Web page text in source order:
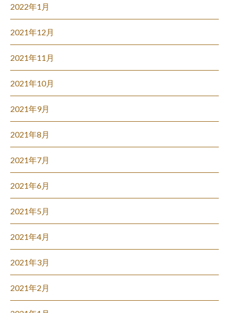
2022年1月
2021年12月
2021年11月
2021年10月
2021年9月
2021年8月
2021年7月
2021年6月
2021年5月
2021年4月
2021年3月
2021年2月